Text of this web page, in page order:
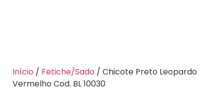
Início / Fetiche/Sado / Chicote Preto Leopardo
Vermelho Cod. BL 10030